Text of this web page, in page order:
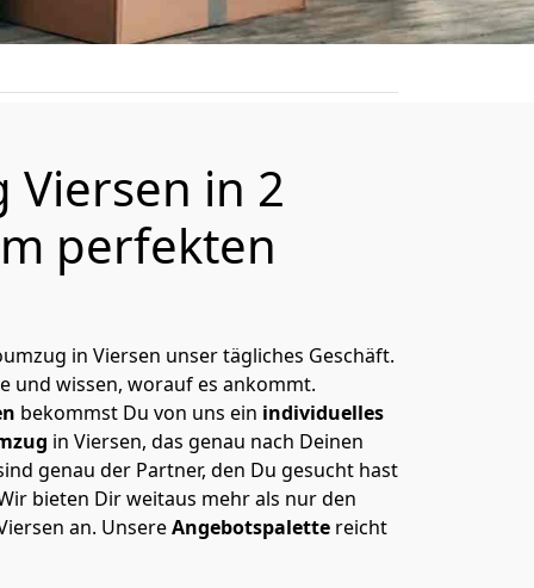
Viersen in 2
perfekten
in Viersen unser tägliches Geschäft.
und wissen, worauf es ankommt.
bekommst Du von uns ein individuelles
in Viersen, das genau nach Deinen
genau der Partner, den Du gesucht hast
bieten Dir weitaus mehr als nur den
an. UnsereAngebotspalette reicht